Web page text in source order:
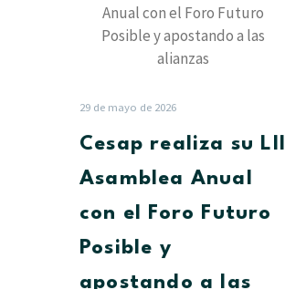
realiza
su
LII
el
Foro
Posible
29 de mayo de 2026
Cesap realiza su LII
Asamblea Anual
con el Foro Futuro
Posible y
apostando a las